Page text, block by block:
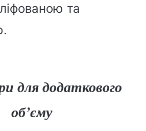
та
для додаткового
об’єму